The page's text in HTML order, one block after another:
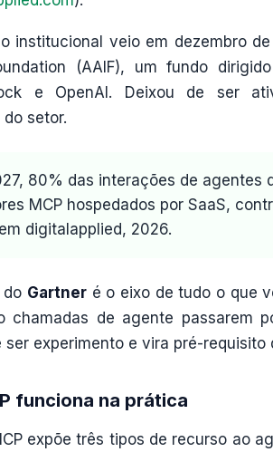
institucional veio em dezembro
(AAIF), um fundo
e OpenAI. Deixou de ser
setor.
80% das interações de agentes
MCP hospedados por SaaS,
digitalapplied, 2026.
do Gartneré o eixo de tudo o que
chamadas de agente passarem
ser experimento e vira pré-requisito
funciona na prática
expõe três tipos de recurso ao